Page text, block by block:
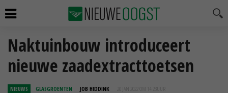
Naktuinbouw introduceert
nieuwe zaadextracttoetsen
NIEUWS GLASGROENTEN JOB HIDDINK 20 JAN 2022 OM 14:23